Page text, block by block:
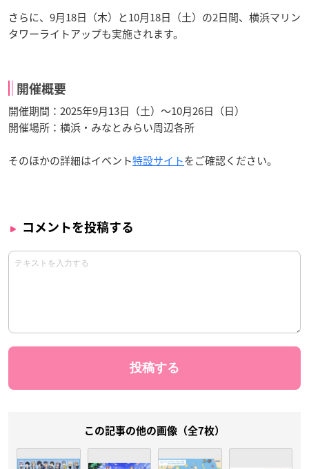
さらに、9月18日（木）と10月18日（土）の2日間、横浜マリン
タワーライトアップも実施されます。
開催概要
開催期間：2025年9月13日（土）～10月26日（日）
開催場所：横浜・みなとみらい周辺各所
そのほかの詳細はイベント特設サイトをご確認ください。
コメントを投稿する
この記事の他の画像（全7枚）